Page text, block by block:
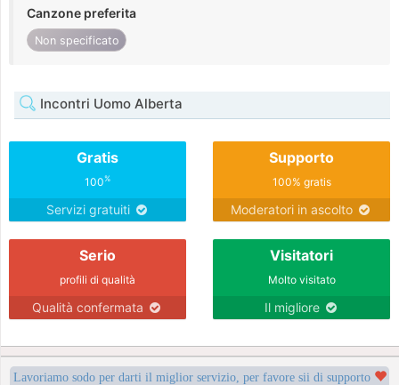
Canzone preferita
Non specificato
Incontri Uomo Alberta
Gratis
100%
Servizi gratuiti
Supporto
100% gratis
Moderatori in ascolto
Serio
profili di qualità
Qualità confermata
Visitatori
Molto visitato
Il migliore
Lavoriamo sodo per darti il miglior servizio, per favore sii di supporto